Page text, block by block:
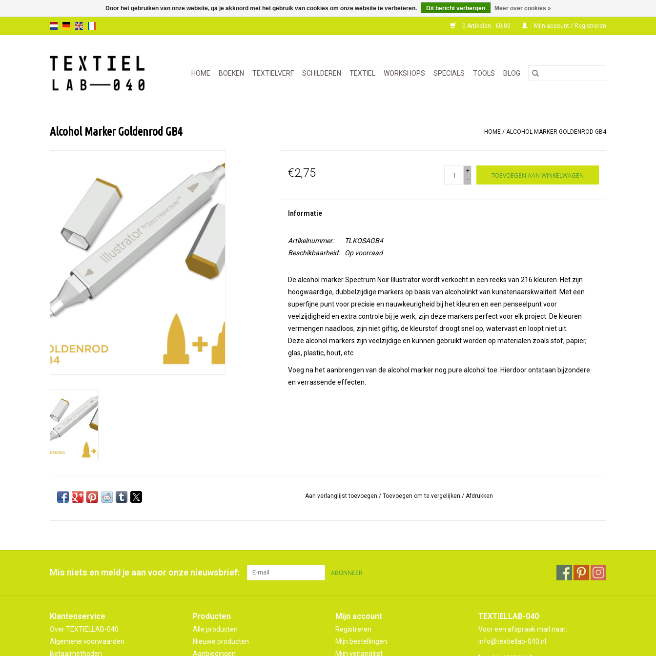
0 Artikelen - €0,00 Mijn account / Registreren
HOME BOEKEN TEXTIELVERF SCHILDEREN TEXTIEL WORKSHOPS SPECIALS TOOLS BLOG
Alcohol Marker Goldenrod GB4 HOME / ALCOHOL MARKER GOLDENROD GB4
€2,75
+
-
TOEVOEGEN AAN WINKELWAGEN
Informatie
Artikelnummer:
TLKOSAGB4
Beschikbaarheid:
Op voorraad
De alcohol marker Spectrum Noir Illustrator wordt verkocht in een reeks van 216 kleuren. Het zijn
hoogwaardige, dubbelzijdige markers op basis van alcoholinkt van kunstenaarskwaliteit. Met een
superfijne punt voor precisie en nauwkeurigheid bij het kleuren en een penseelpunt voor
veelzijdigheid en extra controle bij je werk, zijn deze markers perfect voor elk project. De kleuren
vermengen naadloos, zijn niet giftig, de kleurstof droogt snel op, watervast en loopt niet uit.
Deze alcohol markers zijn veelzijdige en kunnen gebruikt worden op materialen zoals stof, papier,
glas, plastic, hout, etc.
Voeg na het aanbrengen van de alcohol marker nog pure alcohol toe. Hierdoor ontstaan bijzondere
en verrassende effecten.
Aan verlanglijst toevoegen /Toevoegen om te vergelijken / Afdrukken
Mis niets en meld je aan voor onze nieuwsbrief: ABONNEER
Klantenservice
Over TEXTIELLAB-040
Algemene voorwaarden
Betaalmethoden
Producten
Alle producten
Nieuwe producten
Aanbiedingen
Mijn account
Registreren
Mijn bestellingen
Mijn verlanglijst
TEXTIELLAB-040
Voor een afspraak mail naar:
info@textiellab-040.nl
Door het gebruiken van onze website, ga je akkoord met het gebruik van cookies om onze website te verbeteren. Dit bericht verbergen Meer over cookies »